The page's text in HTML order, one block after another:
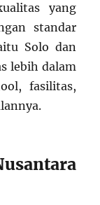
yang
standar
Solo dan
lebih dalam
fasilitas,